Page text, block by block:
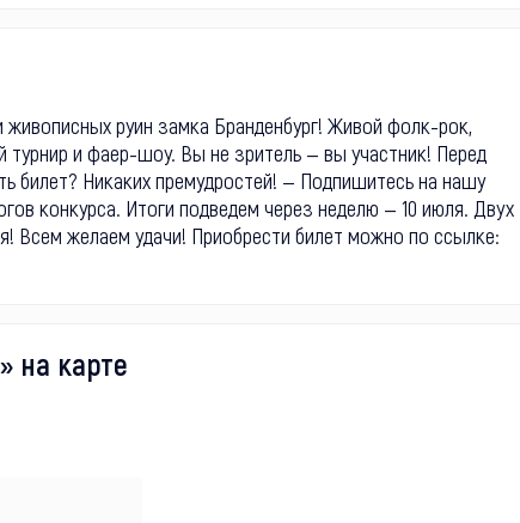
руин замка Бранденбург! Живой фолк-рок,
и фаер-шоу. Вы не зритель — вы участник! Перед
билет? Никаких премудростей! — Подпишитесь на нашу
конкурса. Итоги подведем через неделю — 10 июля. Двух
Всем желаем удачи! Приобрести билет можно по ссылке:
на карте